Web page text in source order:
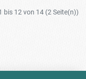
bis 12 von 14 (2 Seite(n))